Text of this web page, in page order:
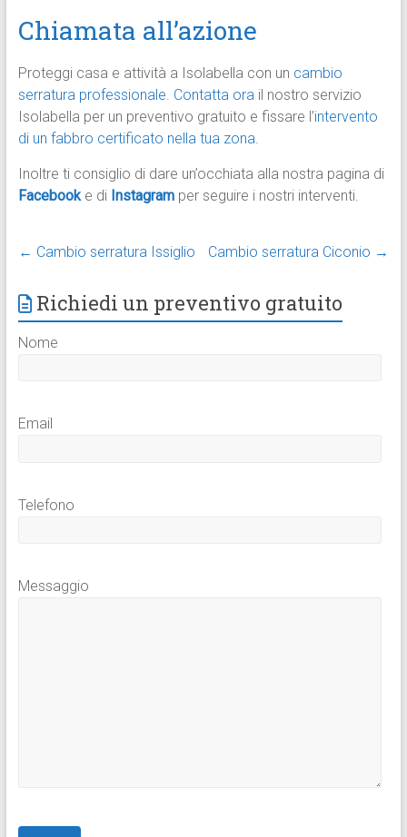
Chiamata all’azione
Proteggi casa e attività a Isolabella con un cambio
serratura professionale. Contatta orail nostro servizio
Isolabella per un preventivo gratuito e fissare l’intervento
di un fabbro certificato nella tua zona.
Inoltre ti consiglio di dare un’occhiata alla nostra pagina di
Facebook e di Instagram per seguire i nostri interventi.
← Cambio serratura Issiglio Cambio serratura Ciconio →
Richiedi un preventivo gratuito
Nome
Email
Telefono
Messaggio